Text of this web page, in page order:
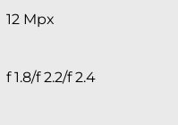
12 Mpx
f 1.8/f 2.2/f 2.4